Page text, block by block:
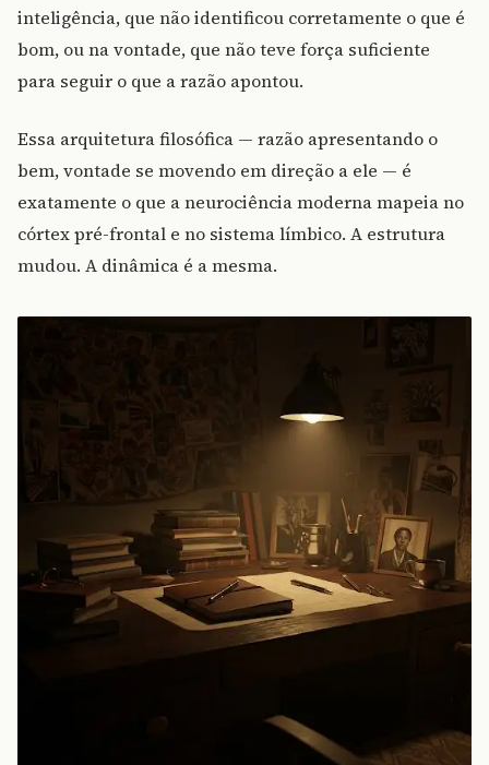
inteligência, que não identificou corretamente o que é
bom, ou na vontade, que não teve força suficiente
para seguir o que a razão apontou.
Essa arquitetura filosófica — razão apresentando o
bem, vontade se movendo em direção a ele — é
exatamente o que a neurociência moderna mapeia no
córtex pré-frontal e no sistema límbico. A estrutura
mudou. A dinâmica é a mesma.